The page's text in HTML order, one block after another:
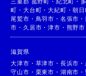
町 ・大台町 ・大紀町 ・朝日
尾鷲市 ・ 鳥羽市 ・ 名張市 ・
市 ・ 久居市 ・津市 ・ 熊野市
滋賀県
大津市 ・ 草津市 ・ 長浜市 ・
守山市 ・ 栗東市 ・ 湖南市 ・